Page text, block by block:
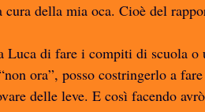
della mia oca. Cioè del
Luca di fare i compiti di scuola
ora”, posso costringerlo a
delle leve. E così facendo